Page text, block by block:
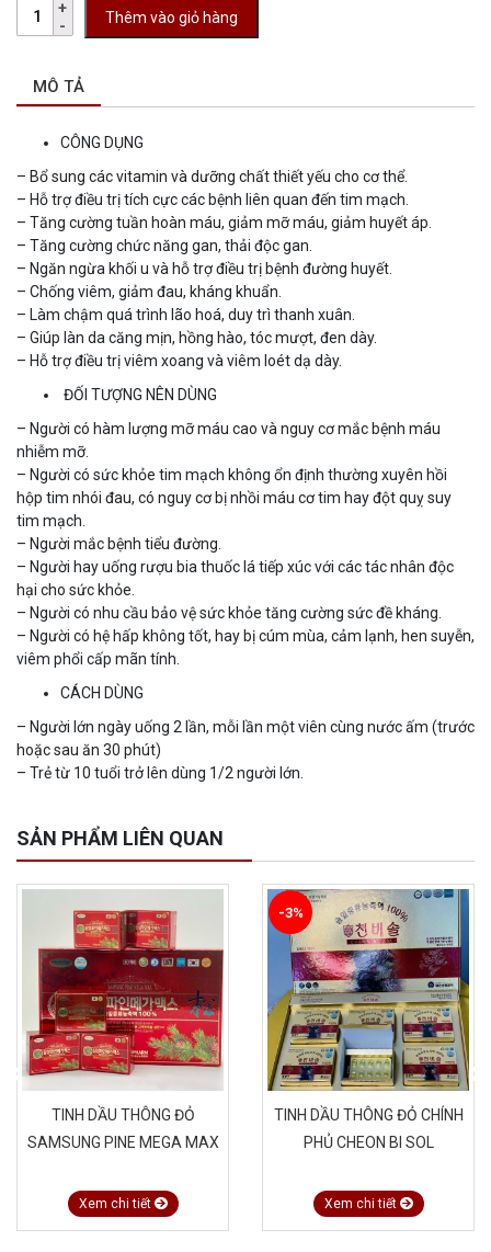
Thêm vào giỏ hàng
MÔ TẢ
CÔNG DỤNG
– Bổ sung các vitamin và dưỡng chất thiết yếu cho cơ thể.
– Hỗ trợ điều trị tích cực các bệnh liên quan đến tim mạch.
– Tăng cường tuần hoàn máu, giảm mỡ máu, giảm huyết áp.
– Tăng cường chức năng gan, thải độc gan.
– Ngăn ngừa khối u và hỗ trợ điều trị bệnh đường huyết.
– Chống viêm, giảm đau, kháng khuẩn.
– Làm chậm quá trình lão hoá, duy trì thanh xuân.
– Giúp làn da căng mịn, hồng hào, tóc mượt, đen dày.
– Hỗ trợ điều trị viêm xoang và viêm loét dạ dày.
ĐỐI TƯỢNG NÊN DÙNG
– Người có hàm lượng mỡ máu cao và nguy cơ mắc bệnh máu
nhiễm mỡ.
– Người có sức khỏe tim mạch không ổn định thường xuyên hồi
hộp tim nhói đau, có nguy cơ bị nhồi máu cơ tim hay đột quỵ suy
tim mạch.
– Người mắc bệnh tiểu đường.
– Người hay uống rượu bia thuốc lá tiếp xúc với các tác nhân độc
hại cho sức khỏe.
– Người có nhu cầu bảo vệ sức khỏe tăng cường sức đề kháng.
– Người có hệ hấp không tốt, hay bị cúm mùa, cảm lạnh, hen suyễn,
viêm phổi cấp mãn tính.
CÁCH DÙNG
– Người lớn ngày uống 2 lần, mỗi lần một viên cùng nước ấm (trước
hoặc sau ăn 30 phút)
– Trẻ từ 10 tuổi trở lên dùng 1/2 người lớn.
SẢN PHẨM LIÊN QUAN
TINH DẦU THÔNG ĐỎ
SAMSUNG PINE MEGA MAX
Xem chi tiết
TINH DẦU THÔNG ĐỎ CHÍNH
PHỦ CHEON BI SOL
-3%
Xem chi tiết